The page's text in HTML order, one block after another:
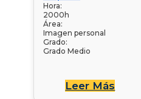
Hora:
2000h
Área:
Imagen personal
Grado:
Grado Medio
Leer Más